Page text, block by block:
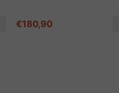
€180,90